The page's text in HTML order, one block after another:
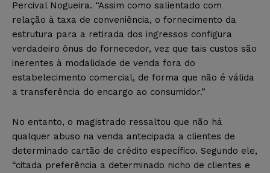
Percival Nogueira. “Assim como salientado com
relação à taxa de conveniência, o fornecimento da
estrutura para a retirada dos ingressos configura
verdadeiro ônus do fornecedor, vez que tais custos são
inerentes à modalidade de venda fora do
estabelecimento comercial, de forma que não é válida
a transferência do encargo ao consumidor.”
No entanto, o magistrado ressaltou que não há
qualquer abuso na venda antecipada a clientes de
determinado cartão de crédito específico. Segundo ele,
“citada preferência a determinado nicho de clientes e